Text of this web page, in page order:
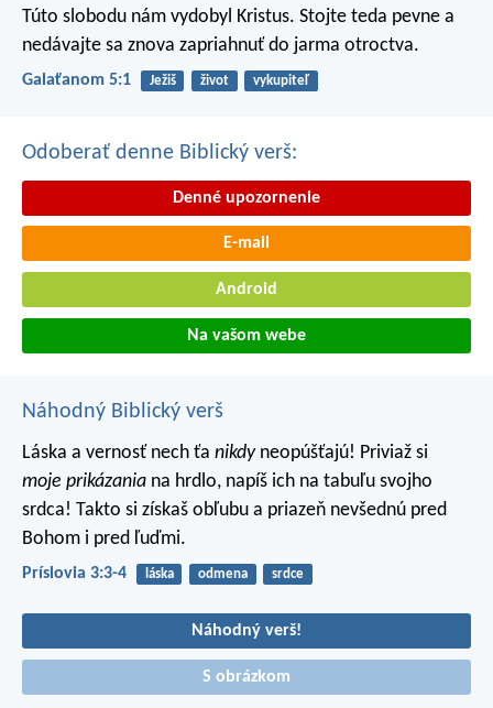
Túto slobodu nám vydobyl Kristus. Stojte teda pevne a
nedávajte sa znova zapriahnuť do jarma otroctva.
Galaťanom 5:1 Ježiš život vykupiteľ
Odoberať denne Biblický verš:
Denné upozornenie
E-mail
Android
Na vašom webe
Náhodný Biblický verš
Láska a vernosť nech ťa nikdyneopúšťajú! Priviaž si
moje prikázania na hrdlo, napíš ich na tabuľu svojho
srdca! Takto si získaš obľubu a priazeň nevšednú pred
Bohom i pred ľuďmi.
Príslovia 3:3-4 láska odmena srdce
Náhodný verš!
S obrázkom